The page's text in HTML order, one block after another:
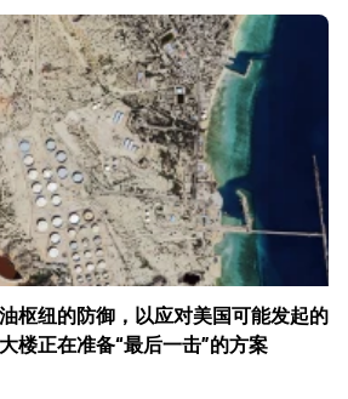
枢纽的防御，以应对美国可能发起的
楼正在准备“最后一击”的方案